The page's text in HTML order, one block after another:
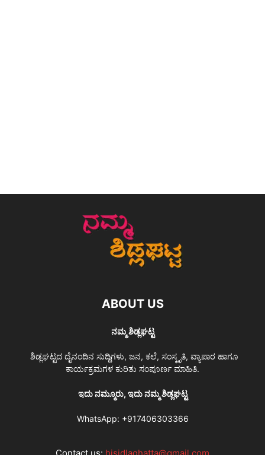
ABOUT US
ನಮ್ಮ ಶಿಡ್ಲಘಟ್ಟ
ಶಿಡ್ಲಘಟ್ಟದ ದೈನಂದಿನ ಸುದ್ದಿಗಳು, ಜನ, ಕಲೆ, ಸಂಸ್ಕೃತಿ, ವ್ಯಾಪಾರ ಹಾಗೂ
ಕಾರ್ಯಕ್ರಮಗಳ ಕುರಿತು ಸಂಪೂರ್ಣ ಮಾಹಿತಿ.
ಇದು ನಮ್ಮೂರು, ಇದು ನಮ್ಮ ಶಿಡ್ಲಘಟ್ಟ
WhatsApp: +917406303366